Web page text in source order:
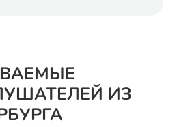
ИЗ